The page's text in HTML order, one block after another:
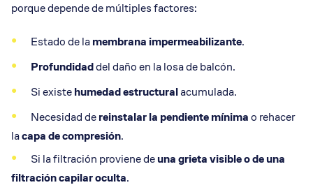
porque depende de múltiples factores:
Estado de lamembrana impermeabilizante.
Profundidaddel daño en la losa de balcón.
Si existehumedad estructuralacumulada.
Necesidad dereinstalar la pendiente mínimao rehacer
lacapa de compresión.
Si la filtración proviene deunagrietavisible o de una
filtración capilaroculta.